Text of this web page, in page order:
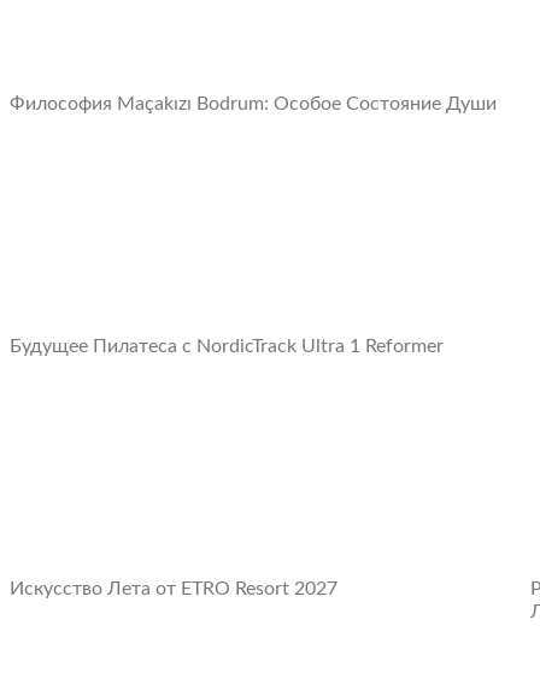
Философия Maçakızı Bodrum: Oсобое Cостояние Души
Будущее Пилатеса с NordicTrack Ultra 1 Reformer
Искусство Лета от ETRO Resort 2027